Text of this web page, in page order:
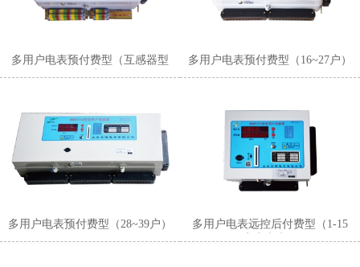
多用户电表预付费型（互感器型
多用户）
多用户电表预付费型（16~27户）
多用户电表预付费型（28~39户）
多用户电表远控后付费型（1-15
户小表壳）